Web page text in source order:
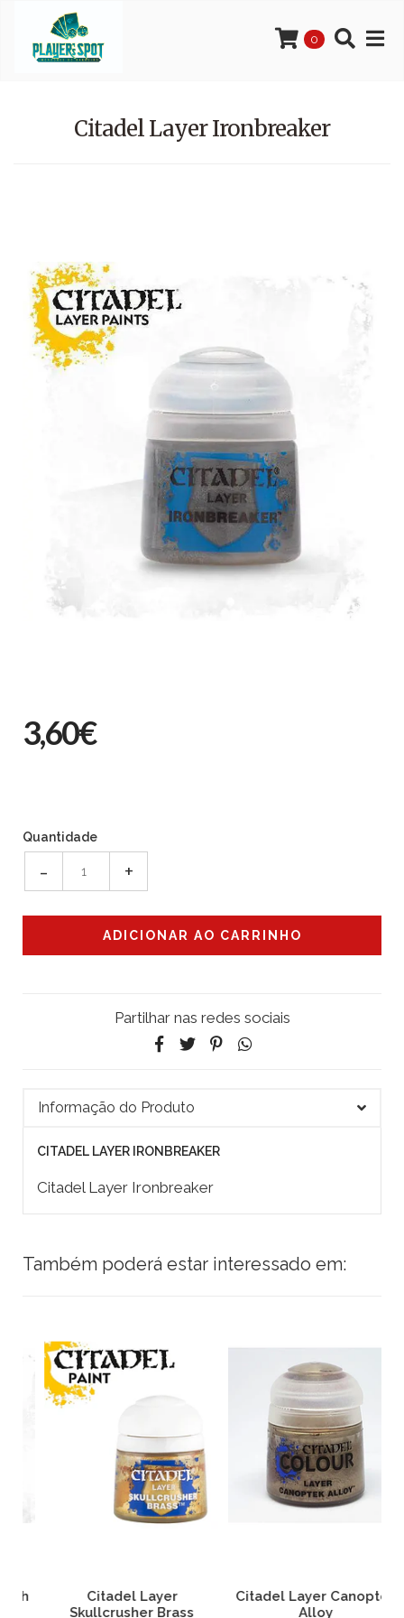
0
Citadel Layer Ironbreaker
3,60€
Quantidade
- +
Partilhar nas redes sociais
Informação do Produto
CITADEL LAYER IRONBREAKER
Citadel Layer Ironbreaker
Também poderá estar interessado em:
Citadel Layer
Skullcrusher Brass
Citadel Layer Canoptek
Alloy